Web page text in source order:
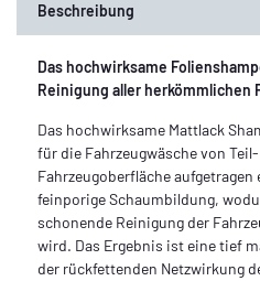
Beschreibung
Das hochwirksame
Reinigung aller herkömmlichen
Das hochwirksame Mattlack
für die Fahrzeugwäsche von
Fahrzeugoberfläche
feinporige Schaumbildung,
schonende Reinigung der
wird. Das Ergebnis ist eine tief
der rückfettenden Netzwirkung